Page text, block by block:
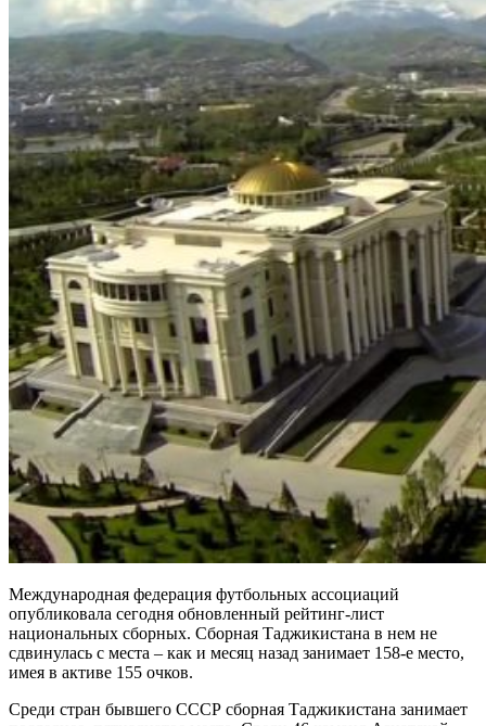
Международная федерация футбольных ассоциаций
опубликовала сегодня обновленный рейтинг-лист
национальных сборных. Сборная Таджикистана в нем не
сдвинулась с места – как и месяц назад занимает 158-е место,
имея в активе 155 очков.
Среди стран бывшего СССР сборная Таджикистана занимает